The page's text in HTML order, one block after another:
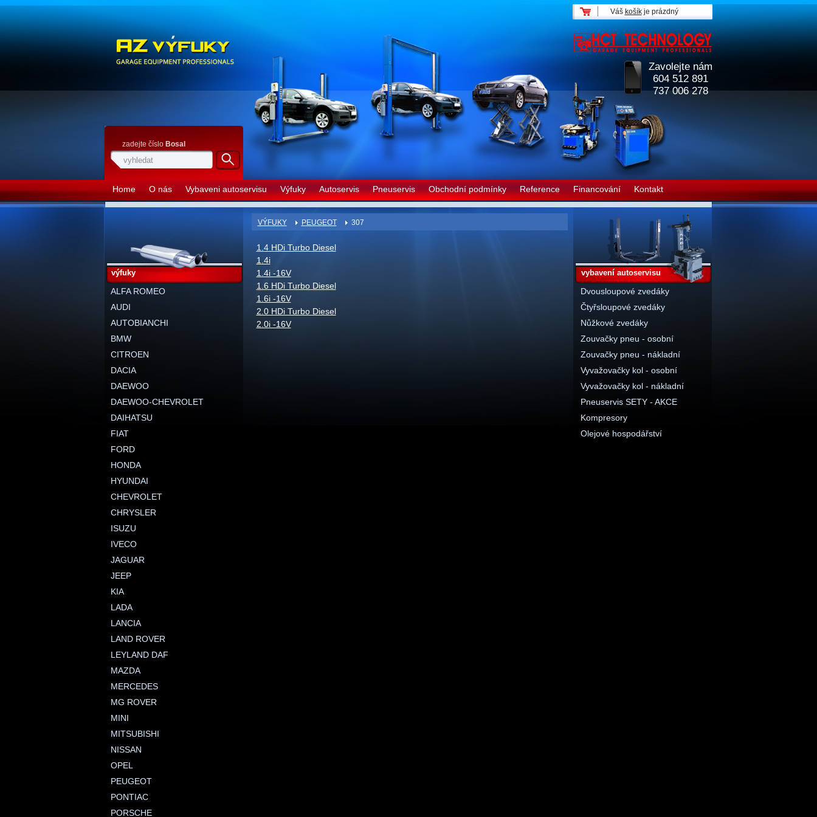
Home O nás Vybaveni autoservisu Výfuky Autoservis Pneuservis Obchodní podmínky Reference Financování Kontakt
Zavolejte nám
604 512 891
737 006 278
zadejte číslo Bosal
Váš košíkje prázdný
VÝFUKY PEUGEOT 307
1.4 HDi Turbo Diesel
1.4i
1.4i -16V
1.6 HDi Turbo Diesel
1.6i -16V
2.0 HDi Turbo Diesel
2.0i -16V
vybavení autoservisu
Dvousloupové zvedáky
Čtyřsloupové zvedáky
Nůžkové zvedáky
Zouvačky pneu - osobní
Zouvačky pneu - nákladní
Vyvažovačky kol - osobní
Vyvažovačky kol - nákladní
Pneuservis SETY - AKCE
Kompresory
Olejové hospodářství
výfuky
ALFA ROMEO
AUDI
AUTOBIANCHI
BMW
CITROEN
DACIA
DAEWOO
DAEWOO-CHEVROLET
DAIHATSU
FIAT
FORD
HONDA
HYUNDAI
CHEVROLET
CHRYSLER
ISUZU
IVECO
JAGUAR
JEEP
KIA
LADA
LANCIA
LAND ROVER
LEYLAND DAF
MAZDA
MERCEDES
MG ROVER
MINI
MITSUBISHI
NISSAN
OPEL
PEUGEOT
PONTIAC
PORSCHE